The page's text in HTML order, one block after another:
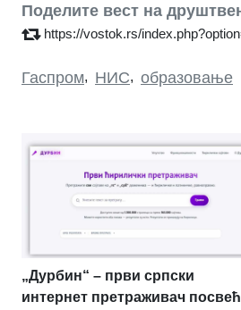
Поделите вест на
https://vostok.rs/
Гаспром, НИС, образовање
„Дурбин“ – први српски
интернет претраживач